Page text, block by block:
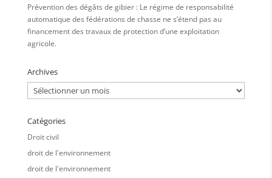
Prévention des dégâts de gibier : Le régime de responsabilité
automatique des fédérations de chasse ne s’étend pas au
financement des travaux de protection d’une exploitation
agricole.
Archives
Archives
Catégories
Droit civil
droit de l'environnement
droit de l'environnement